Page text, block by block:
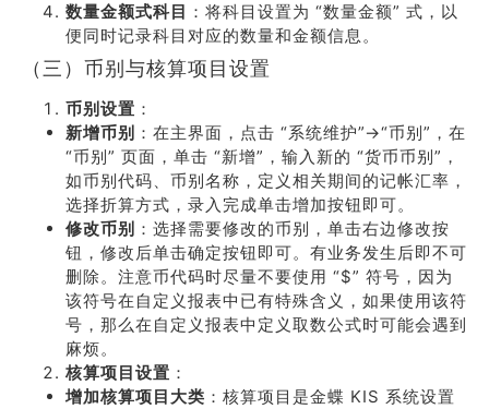
数量金额式科目 ：将科目设置为 “数量金额” 式，以
便同时记录科目对应的数量和金额信息。
（三）币别与核算项目设置
币别设置 ：
新增币别 ：在主界面，点击 “系统维护”→“币别”，在
“币别” 页面，单击 “新增”，输入新的 “货币币别”，
如币别代码、币别名称，定义相关期间的记帐汇率，
选择折算方式，录入完成单击增加按钮即可。
修改币别 ：选择需要修改的币别，单击右边修改按
钮，修改后单击确定按钮即可。有业务发生后即不可
删除。注意币代码时尽量不要使用 “$” 符号，因为
该符号在自定义报表中已有特殊含义，如果使用该符
号，那么在自定义报表中定义取数公式时可能会遇到
麻烦。
核算项目设置 ：
增加核算项目大类 ：核算项目是金蝶 KIS 系统设置